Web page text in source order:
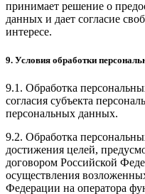
принимает решение о
данных и дает согласие
интересе.
9. Условия обработки
9.1. Обработка
согласия субъекта
персональных данных.
9.2. Обработка
достижения целей,
договором Российской
осуществления
Федерации на оператора